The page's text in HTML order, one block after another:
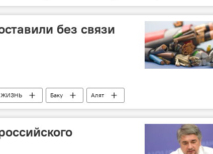
Ядерная угроза
без связи
ЖИЗНЬ Баку
Алят
Азербайджана
Министерство внутренних дел АР